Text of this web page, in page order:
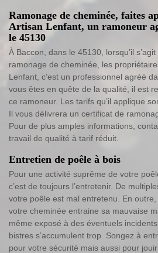
Ramonage de cheminée, faites
Artisan Lenfant, un ramoneur
le 45130
À Baccon, dans le 45130, lorsqu’il
ramonage de cheminée, les
Lenfant, c’est un professionnel agréé
vous êtes en quête de la qualité, il est
ce ramoneur. Les tarifs qu’il applique
Il vous délivrera un certificat de
Pour de plus amples informations,
travail de qualité à tarif réduit.
Entretien de poêle à bois
Pour une activité suprême de votre
c’est de toujours l’entretenir. De
votre poêle est mal entretenu. En
votre cheminée entraine sa mauvaise
même exposé à des éventuels
bistres s’accumulent trop. Songez à
pour votre sécurité mais aussi pour